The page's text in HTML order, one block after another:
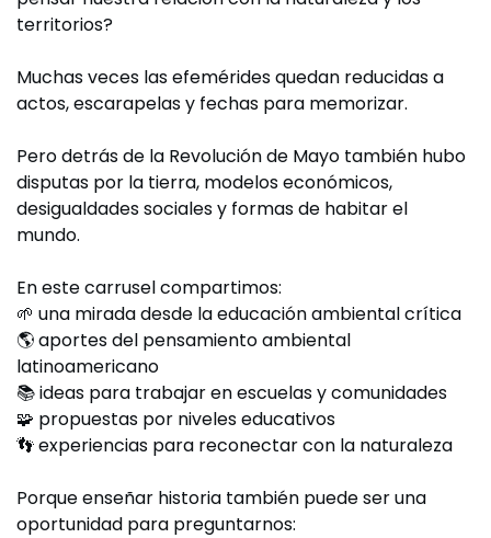
territorios?
Muchas veces las efemérides quedan reducidas a
actos, escarapelas y fechas para memorizar.
Pero detrás de la Revolución de Mayo también hubo
disputas por la tierra, modelos económicos,
desigualdades sociales y formas de habitar el
mundo.
En este carrusel compartimos:
🌱 una mirada desde la educación ambiental crítica
🌎 aportes del pensamiento ambiental
latinoamericano
📚 ideas para trabajar en escuelas y comunidades
🧩 propuestas por niveles educativos
👣 experiencias para reconectar con la naturaleza
Porque enseñar historia también puede ser una
oportunidad para preguntarnos: